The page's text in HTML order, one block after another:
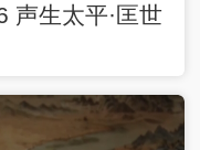
声生太平·匡世